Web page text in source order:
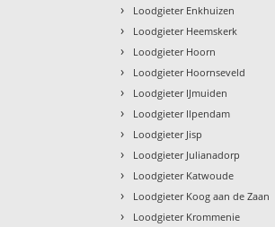
› Loodgieter Enkhuizen
› Loodgieter Heemskerk
› Loodgieter Hoorn
› Loodgieter Hoornseveld
› Loodgieter IJmuiden
› Loodgieter Ilpendam
› Loodgieter Jisp
› Loodgieter Julianadorp
› Loodgieter Katwoude
› Loodgieter Koog aan de Zaan
› Loodgieter Krommenie